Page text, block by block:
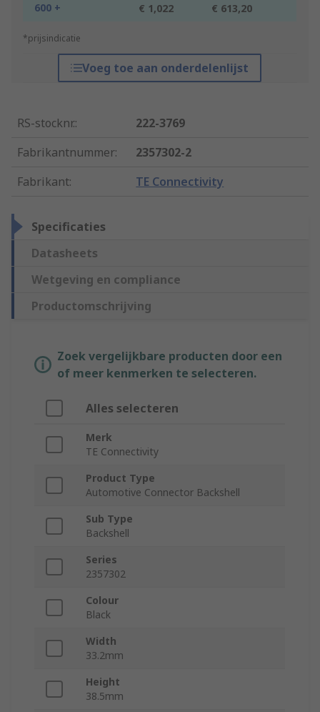
600 + € 1,022 € 613,20
*prijsindicatie
Voeg toe aan onderdelenlijst
RS-stocknr.:
222-3769
Fabrikantnummer:
2357302-2
Fabrikant: TE Connectivity
Specificaties
Datasheets
Wetgeving en compliance
Productomschrijving
Zoek vergelijkbare producten door een
of meer kenmerken te selecteren.
Alles selecteren
Merk
TE Connectivity
Product Type
Automotive Connector Backshell
Sub Type
Backshell
Series
2357302
Colour
Black
Width
33.2mm
Height
38.5mm